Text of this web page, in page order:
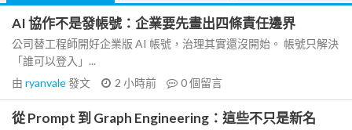
AI 協作不是發帳號：企業要先畫出四條責任邊界
公司替工程師開好企業版 AI 帳號，治理其實還沒開始。 帳號只解決
「誰可以登入」...
由 ryanvale發文 2 小時前 0個留言
從 Prompt 到 Graph Engineering：這些不只是新名